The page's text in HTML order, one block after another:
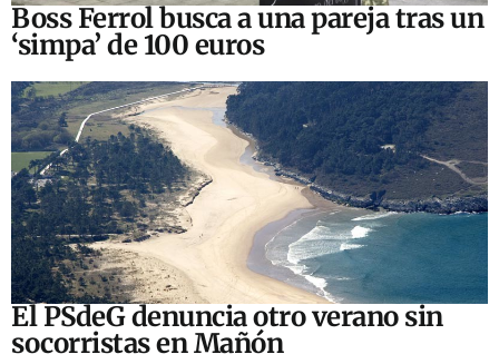
Boss Ferrol busca a una pareja tras un
‘simpa’ de 100 euros
El PSdeG denuncia otro verano sin
socorristas en Mañón